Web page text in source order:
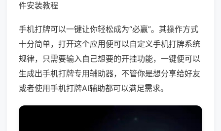
件安装教程
手机打牌可以一键让你轻松成为“必赢”。其操作方式
十分简单，打开这个应用便可以自定义手机打牌系统
规律，只需要输入自己想要的开挂功能，一键便可以
生成出手机打牌专用辅助器，不管你是想分享给好友
或者使用手机打牌AI辅助都可以满足需求。